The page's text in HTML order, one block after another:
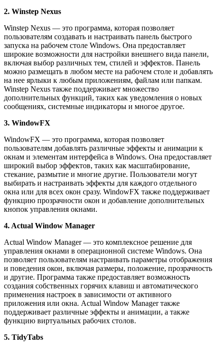
2. Winstep Nexus
Winstep Nexus — это программа, которая позволяет
пользователям создавать и настраивать панель быстрого
запуска на рабочем столе Windows. Она предоставляет
широкие возможности для настройки внешнего вида панели,
включая выбор различных тем, стилей и эффектов. Панель
можно размещать в любом месте на рабочем столе и добавлять
на нее ярлыки к любым приложениям, файлам или папкам.
Winstep Nexus также поддерживает множество
дополнительных функций, таких как уведомления о новых
сообщениях, системные индикаторы и многое другое.
3. WindowFX
WindowFX — это программа, которая позволяет
пользователям добавлять различные эффекты и анимации к
окнам и элементам интерфейса в Windows. Она предоставляет
широкий выбор эффектов, таких как масштабирование,
стекание, размытие и многие другие. Пользователи могут
выбирать и настраивать эффекты для каждого отдельного
окна или для всех окон сразу. WindowFX также поддерживает
функцию прозрачности окон и добавление дополнительных
кнопок управления окнами.
4. Actual Window Manager
Actual Window Manager — это комплексное решение для
управления окнами в операционной системе Windows. Она
позволяет пользователям настраивать параметры отображения
и поведения окон, включая размеры, положение, прозрачность
и другие. Программа также предоставляет возможность
создания собственных горячих клавиш и автоматического
применения настроек в зависимости от активного
приложения или окна. Actual Window Manager также
поддерживает различные эффекты и анимации, а также
функцию виртуальных рабочих столов.
5. TidyTabs